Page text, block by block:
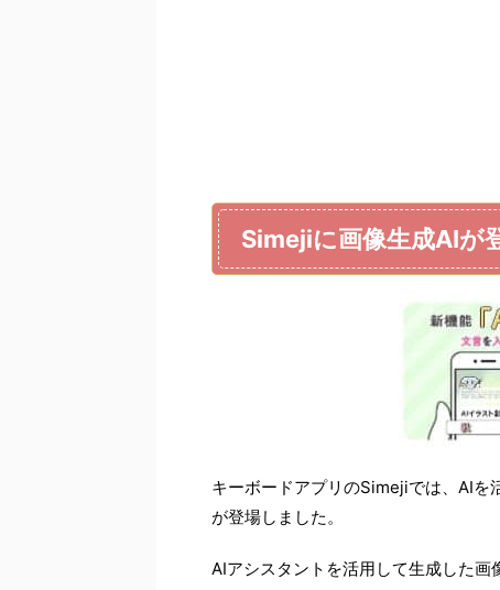
Simejiに画像生成AIが
キーボードアプリのSimejiでは、AIを
が登場しました。
AIアシスタントを活用して生成した